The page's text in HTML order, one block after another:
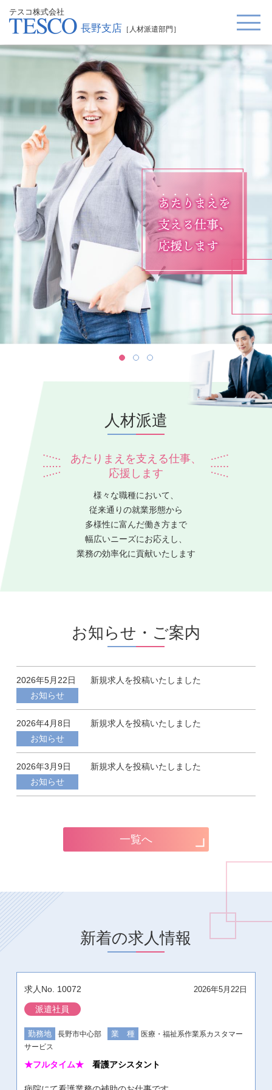
テスコ株式会社
長野支店 ［人材派遣部門］
人材派遣
あたりまえを支える仕事、
応援します
様々な職種において、
従来通りの就業形態から
多様性に富んだ働き方まで
幅広いニーズにお応えし、
業務の効率化に貢献いたします
お知らせ・ご案内
2026年5月22日
お知らせ
新規求人を投稿いたしました
2026年4月8日
お知らせ
新規求人を投稿いたしました
2026年3月9日
お知らせ
新規求人を投稿いたしました
一覧へ
新着の求人情報
10072
派遣社員
長野市中心部 医療・福祉系作業系カスタマー
サービス
★フルタイム★ 看護アシスタント
2026年5月22日